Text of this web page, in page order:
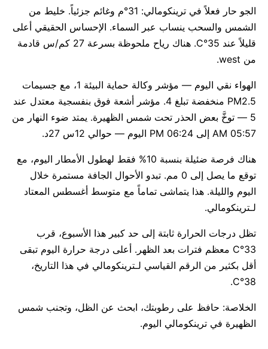
الجو حار فعلاً في ترينكومالي: 31°م وغائم جزئياً. خليط من
الشمس والسحب ينساب عبر السماء. الإحساس الحقيقي أعلى
قليلاً عند 35°C. هناك رياح ملحوظة بسرعة 27 كم/س قادمة
من west.
الهواء نقي اليوم — مؤشر وكالة حماية البيئة 1، مع جسيمات
PM2.5 منخفضة تبلغ 4. مؤشر أشعة فوق بنفسجية معتدل عند
5 — توخَّ بعض الحذر تحت شمس الظهيرة. يمتد ضوء النهار من
05:57 AM إلى 06:24 PM اليوم — حوالي 12س 27د.
هناك فرصة ضئيلة بنسبة 10% فقط لهطول الأمطار اليوم، مع
توقع ما يصل إلى 0 مم. تبدو الأحوال الجافة مستمرة خلال
اليوم والليلة. هذا يتماشى تماماً مع متوسط أغسطس المعتاد
لـترينكومالي.
تظل درجات الحرارة ثابتة إلى حد كبير هذا الأسبوع، قرب
33°C معظم فترات بعد الظهر. أعلى درجة حرارة اليوم تبقى
أقل بكثير من الرقم القياسي لـترينكومالي في هذا التاريخ،
38°C.
الخلاصة: حافظ على رطوبتك، ابحث عن الظل، وتجنب شمس
الظهيرة في ترينكومالي اليوم.